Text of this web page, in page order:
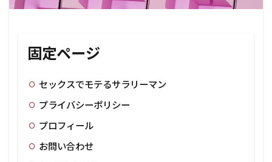
固定ページ
セックスでモテるサラリーマン
プライバシーポリシー
プロフィール
お問い合わせ